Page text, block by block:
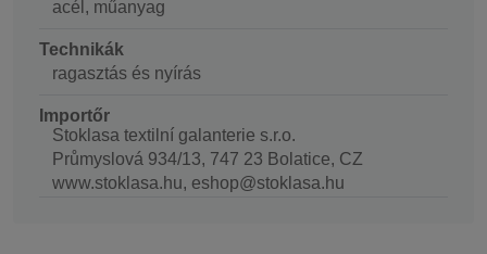
acél, műanyag
Technikák
ragasztás és nyírás
Importőr
Stoklasa textilní galanterie s.r.o.
Průmyslová 934/13, 747 23 Bolatice, CZ
www.stoklasa.hu, eshop@stoklasa.hu